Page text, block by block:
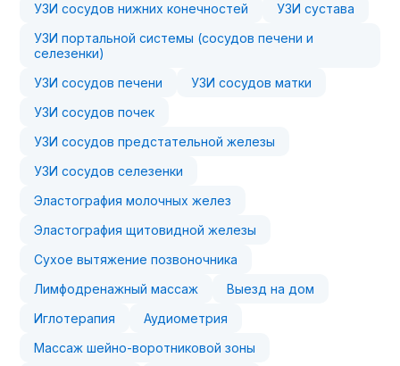
УЗИ сосудов нижних конечностей
УЗИ сустава
УЗИ портальной системы (сосудов печени и
селезенки)
УЗИ сосудов печени
УЗИ сосудов матки
УЗИ сосудов почек
УЗИ сосудов предстательной железы
УЗИ сосудов селезенки
Эластография молочных желез
Эластография щитовидной железы
Сухое вытяжение позвоночника
Лимфодренажный массаж
Выезд на дом
Иглотерапия
Аудиометрия
Массаж шейно-воротниковой зоны